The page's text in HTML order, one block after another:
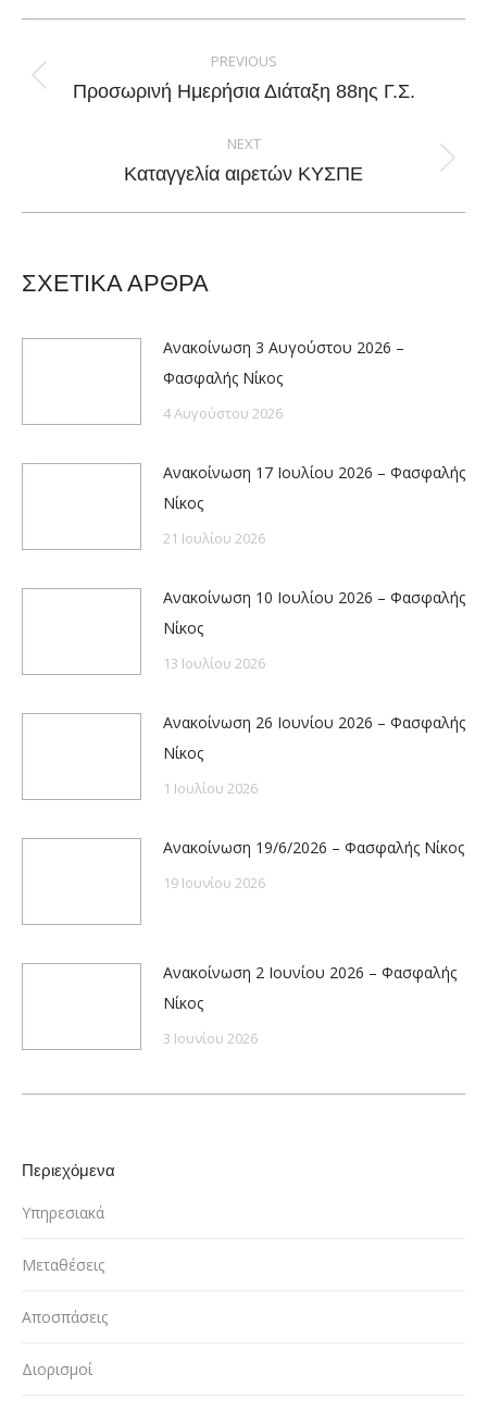
Facebook
X
PinterestLinkedIn
navigation
PREVIOUS
Previous
Προσωρινή Ημερήσια Διάταξη 88ης Γ.Σ.
NEXT
Next
Καταγγελία αιρετών ΚΥΣΠΕ
ΣΧΕΤΙΚΑ ΑΡΘΡΑ
Ανακοίνωση 3 Αυγούστου 2026 –
Φασφαλής Νίκος
4 Αυγούστου 2026
Ανακοίνωση 17 Ιουλίου 2026 – Φασφαλής
Νίκος
21 Ιουλίου 2026
Ανακοίνωση 10 Ιουλίου 2026 – Φασφαλής
Νίκος
13 Ιουλίου 2026
Ανακοίνωση 26 Ιουνίου 2026 – Φασφαλής
Νίκος
1 Ιουλίου 2026
Ανακοίνωση 19/6/2026 – Φασφαλής Νίκος
19 Ιουνίου 2026
Ανακοίνωση 2 Ιουνίου 2026 – Φασφαλής
Νίκος
3 Ιουνίου 2026
Περιεχόμενα
Υπηρεσιακά
Μεταθέσεις
Αποσπάσεις
Διορισμοί